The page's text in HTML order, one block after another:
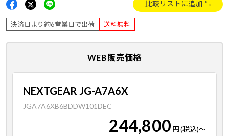
比較リストに追加
決済日より約6営業日で出荷 送料無料
WEB販売価格
NEXTGEAR JG-A7A6X
JGA7A6XB6BDDW101DEC
244,800 円(税込)～